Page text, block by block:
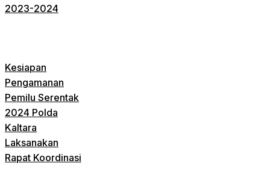
2023-2024
Kesiapan
Pengamanan
Pemilu Serentak
2024 Polda
Kaltara
Laksanakan
Rapat Koordinasi